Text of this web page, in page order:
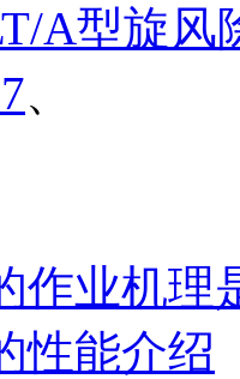
A型旋风
、
作业机理
性能介绍